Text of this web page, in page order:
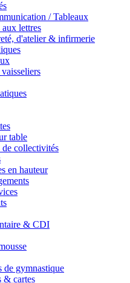
/ Tableaux
lettres
d'atelier & infirmerie
table
de collectivités
en hauteur
& CDI
de gymnastique
& cartes